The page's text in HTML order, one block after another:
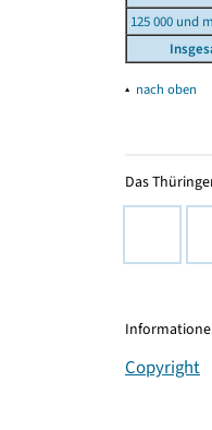
125 000 und
▴ nach oben
Das
Copyright